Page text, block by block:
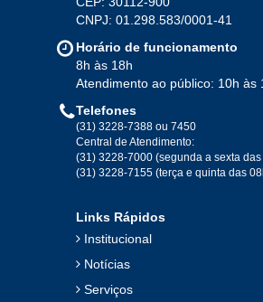
CNPJ: 01.298.583/0001-41
Horário de funcionamento
8h às 18h
Atendimento ao público: 10h às
Telefones
(31) 3228-7388 ou 7450
Central de Atendimento:
(31) 3228-7000 (segunda a sexta
(31) 3228-7155 (terça e quinta das
Links Rápidos
Institucional
Notícias
Serviços